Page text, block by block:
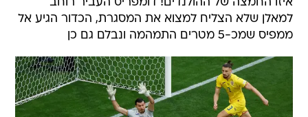
איזו החמצה של ההולנדים! דומפריס העביר רוחב
למאלן שלא הצליח למצוא את המסגרת, הכדור הגיע אל
ממפיס שמכ-5 מטרים התמהמה ונבלם גם כן